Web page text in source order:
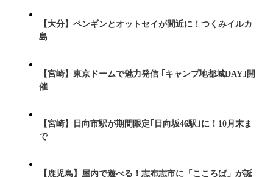
【大分】ペンギンとオットセイが間近に！つくみイルカ
島
【宮崎】東京ドームで魅力発信 ｢キャンプ地都城DAY｣開
催
【宮崎】日向市駅が期間限定｢日向坂46駅｣に！10月末ま
で
【鹿児島】屋内で遊べる！志布志市に「こころば」が誕